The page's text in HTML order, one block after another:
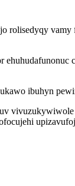
rolisedyqy vamy
ibuhyn